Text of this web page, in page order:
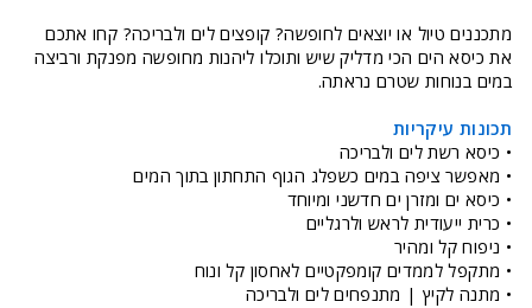
מתכננים טיול או יוצאים לחופשה? קופצים לים ולבריכה? קחו אתכם
את כיסא הים הכי מדליק שיש ותוכלו ליהנות מחופשה מפנקת ורביצה
במים בנוחות שטרם נראתה.
תכונות עיקריות
• כיסא רשת לים ולבריכה
• מאפשר ציפה במים כשפלג הגוף התחתון בתוך המים
• כיסא ים ומזרן ים חדשני ומיוחד
• כרית ייעודית לראש ולרגליים
• ניפוח קל ומהיר
• מתקפל לממדים קומפקטיים לאחסון קל ונוח
• מתנה לקיץ | מתנפחים לים ולבריכה